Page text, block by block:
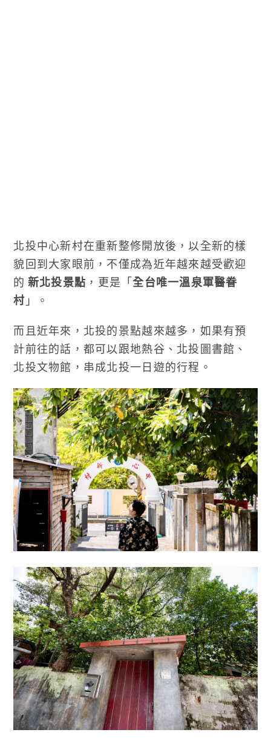
北投中心新村在重新整修開放後，以全新的樣
貌回到大家眼前，不僅成為近年越來越受歡迎
的 新北投景點 ，更是「全台唯一溫泉軍醫眷
村 」。
而且近年來，北投的景點越來越多，如果有預
計前往的話，都可以跟地熱谷、北投圖書館、
北投文物館，串成北投一日遊的行程。